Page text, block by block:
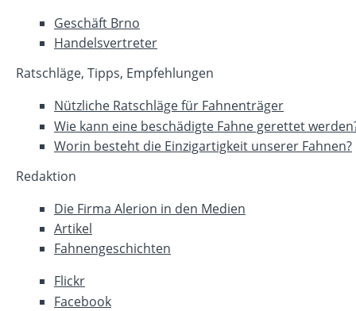
Geschäft Brno
Handelsvertreter
Ratschläge, Tipps, Empfehlungen
Nützliche Ratschläge für Fahnenträger
Wie kann eine beschädigte Fahne gerettet
Worin besteht die Einzigartigkeit unserer Fahnen?
Redaktion
Die Firma Alerion in den Medien
Artikel
Fahnengeschichten
Flickr
Facebook